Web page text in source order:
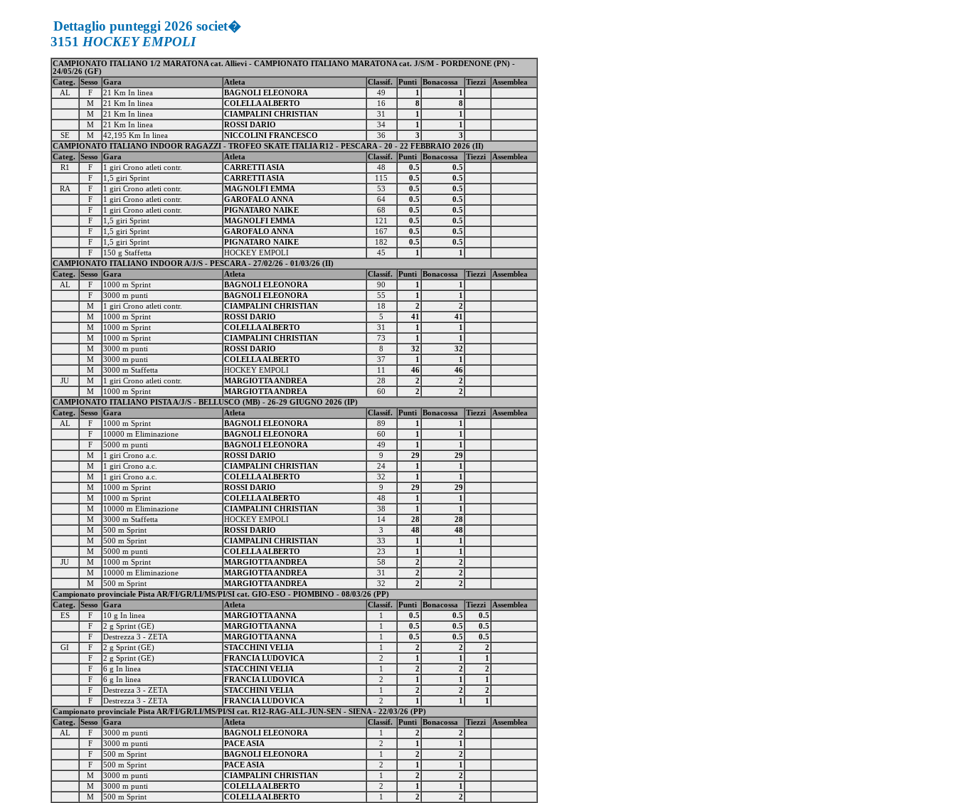
Dettaglio punteggi 2026 societ�
3151 HOCKEY EMPOLI
CAMPIONATO ITALIANO 1/2 MARATONA cat. Allievi - CAMPIONATO ITALIANO MARATONA cat. J/S/M - PORDENONE (PN) -
24/05/26 (GF)
Categ.
Sesso Gara Atleta Classif. Punti Bonacossa Tiezzi
Assemblea
AL
F 21 Km In linea BAGNOLI ELEONORA 49 1
1
M
21 Km In linea COLELLA ALBERTO 16 8
8
M
21 Km In linea CIAMPALINI CHRISTIAN 31 1
1
M
21 Km In linea ROSSI DARIO 34 1
1
SE
M 42,195 Km In linea NICCOLINI FRANCESCO 36 3
3
CAMPIONATO ITALIANO INDOOR RAGAZZI - TROFEO SKATE ITALIA R12 - PESCARA - 20 - 22 FEBBRAIO 2026 (II)
Categ.
Sesso Gara Atleta Classif. Punti Bonacossa Tiezzi
Assemblea
R1
F 1 giri Crono atleti contr. CARRETTI ASIA 48 0.5
0.5
F
1,5 giri Sprint CARRETTI ASIA 115 0.5
0.5
RA
F 1 giri Crono atleti contr. MAGNOLFI EMMA 53 0.5
0.5
F
1 giri Crono atleti contr. GAROFALO ANNA 64 0.5
0.5
F
1 giri Crono atleti contr. PIGNATARO NAIKE 68 0.5
0.5
F
1,5 giri Sprint MAGNOLFI EMMA 121 0.5
0.5
F
1,5 giri Sprint GAROFALO ANNA 167 0.5
0.5
F
1,5 giri Sprint PIGNATARO NAIKE 182 0.5
0.5
F
150 g Staffetta HOCKEY EMPOLI 45 1
1
CAMPIONATO ITALIANO INDOOR A/J/S - PESCARA - 27/02/26 - 01/03/26 (II)
Categ.
Sesso Gara Atleta Classif. Punti Bonacossa Tiezzi
Assemblea
AL
F 1000 m Sprint BAGNOLI ELEONORA 90 1
1
F
3000 m punti BAGNOLI ELEONORA 55 1
1
M
1 giri Crono atleti contr. CIAMPALINI CHRISTIAN 18 2
2
M
1000 m Sprint ROSSI DARIO 5 41
41
M
1000 m Sprint COLELLA ALBERTO 31 1
1
M
1000 m Sprint CIAMPALINI CHRISTIAN 73 1
1
M
3000 m punti ROSSI DARIO 8 32
32
M
3000 m punti COLELLA ALBERTO 37 1
1
M
3000 m Staffetta HOCKEY EMPOLI 11 46
46
JU
M 1 giri Crono atleti contr. MARGIOTTA ANDREA 28 2
2
M
1000 m Sprint MARGIOTTA ANDREA 60 2
2
CAMPIONATO ITALIANO PISTA A/J/S - BELLUSCO (MB) - 26-29 GIUGNO 2026 (IP)
Categ.
Sesso Gara Atleta Classif. Punti Bonacossa Tiezzi
Assemblea
AL
F 1000 m Sprint BAGNOLI ELEONORA 89 1
1
F
10000 m Eliminazione BAGNOLI ELEONORA 60 1
1
F
5000 m punti BAGNOLI ELEONORA 49 1
1
M
1 giri Crono a.c. ROSSI DARIO 9 29
29
M
1 giri Crono a.c. CIAMPALINI CHRISTIAN 24 1
1
M
1 giri Crono a.c. COLELLA ALBERTO 32 1
1
M
1000 m Sprint ROSSI DARIO 9 29
29
M
1000 m Sprint COLELLA ALBERTO 48 1
1
M
10000 m Eliminazione CIAMPALINI CHRISTIAN 38 1
1
M
3000 m Staffetta HOCKEY EMPOLI 14 28
28
M
500 m Sprint ROSSI DARIO 3 48
48
M
500 m Sprint CIAMPALINI CHRISTIAN 33 1
1
M
5000 m punti COLELLA ALBERTO 23 1
1
JU
M 1000 m Sprint MARGIOTTA ANDREA 58 2
2
M
10000 m Eliminazione MARGIOTTA ANDREA 31 2
2
M
500 m Sprint MARGIOTTA ANDREA 32 2
2
Campionato provinciale Pista AR/FI/GR/LI/MS/PI/SI cat. GIO-ESO - PIOMBINO - 08/03/26 (PP)
Categ.
Sesso Gara Atleta Classif. Punti Bonacossa Tiezzi
Assemblea
ES
F 10 g In linea MARGIOTTA ANNA 1 0.5 0.5
0.5
F
2 g Sprint (GE) MARGIOTTA ANNA 1 0.5 0.5
0.5
F
Destrezza 3 - ZETA MARGIOTTA ANNA 1 0.5 0.5
0.5
GI
F 2 g Sprint (GE) STACCHINI VELIA 1 2 2
2
F
2 g Sprint (GE) FRANCIA LUDOVICA 2 1 1
1
F
6 g In linea STACCHINI VELIA 1 2 2
2
F
6 g In linea FRANCIA LUDOVICA 2 1 1
1
F
Destrezza 3 - ZETA STACCHINI VELIA 1 2 2
2
F
Destrezza 3 - ZETA FRANCIA LUDOVICA 2 1 1
1
Campionato provinciale Pista AR/FI/GR/LI/MS/PI/SI cat. R12-RAG-ALL-JUN-SEN - SIENA - 22/03/26 (PP)
Categ.
Sesso Gara Atleta Classif. Punti Bonacossa Tiezzi
Assemblea
AL
F 3000 m punti BAGNOLI ELEONORA 1 2
2
F
3000 m punti PACE ASIA 2 1
1
F
500 m Sprint BAGNOLI ELEONORA 1 2
2
F
500 m Sprint PACE ASIA 2 1
1
M
3000 m punti CIAMPALINI CHRISTIAN 1 2
2
M
3000 m punti COLELLA ALBERTO 2 1
1
M
500 m Sprint COLELLA ALBERTO 1 2
2